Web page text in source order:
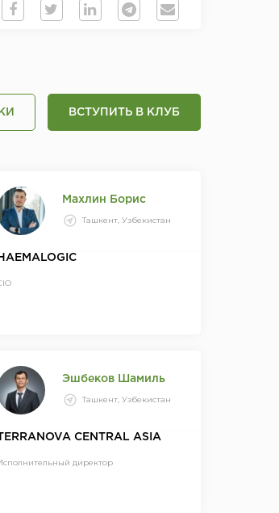
ВСТУПИТЬ В КЛУБ
Махлин Борис
Ташкент, Узбекистан
HAEMALOGIC
Эшбеков Шамиль
Ташкент, Узбекистан
CENTRAL ASIA
директор